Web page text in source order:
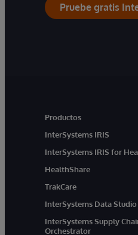
Pruebe gratis
Productos
InterSystems IRIS
InterSystems IRIS for
HealthShare
TrakCare
InterSystems Data Studio
InterSystems Supply
Orchestrator